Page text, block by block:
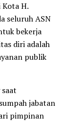
H.
seluruh ASN
bekerja
diri adalah
publik
jabatan
pimpinan